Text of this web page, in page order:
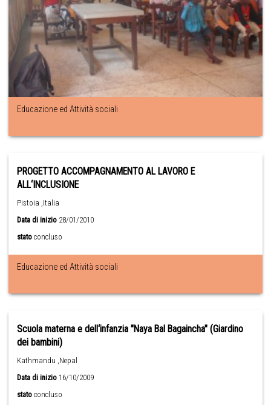
Educazione ed Attività sociali
PROGETTO ACCOMPAGNAMENTO AL LAVORO E
ALL‘INCLUSIONE
Pistoia ,Italia
Data di inizio 28/01/2010
stato concluso
Educazione ed Attività sociali
Scuola materna e dell‘infanzia "Naya Bal Bagaincha" (Giardino
dei bambini)
Kathmandu ,Nepal
Data di inizio 16/10/2009
stato concluso